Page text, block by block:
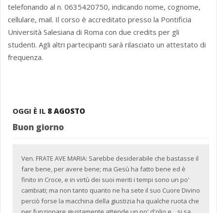
telefonando al n. 0635420750, indicando nome, cognome,
cellulare, mail. Il corso è accreditato presso la Pontificia
Università Salesiana di Roma con due credits per gli
studenti. Agli altri partecipanti sarà rilasciato un attestato di
frequenza.
OGGI È IL 8 AGOSTO
Buon giorno
Ven. FRATE AVE MARIA: Sarebbe desiderabile che bastasse il
fare bene, per avere bene; ma Gesù ha fatto bene ed è
finito in Croce, e in virtù dei suoi meriti i tempi sono un po'
cambiati; ma non tanto quanto ne ha sete il suo Cuore Divino
perciò forse la macchina della giustizia ha qualche ruota che